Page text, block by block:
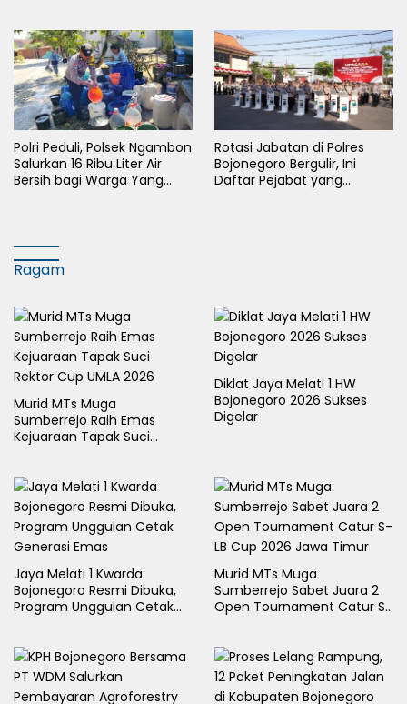
Polri Peduli, Polsek Ngambon
Salurkan 16 Ribu Liter Air
Bersih bagi Warga Yang
Rotasi Jabatan di Polres
Bojonegoro Bergulir, Ini
Daftar Pejabat yang
Ragam
Murid MTs Muga
Sumberrejo Raih Emas
Kejuaraan Tapak Suci
Diklat Jaya Melati 1 HW
Bojonegoro 2026 Sukses
Digelar
Jaya Melati 1 Kwarda
Bojonegoro Resmi Dibuka,
Program Unggulan Cetak
Murid MTs Muga
Sumberrejo Sabet Juara 2
Open Tournament Catur S-